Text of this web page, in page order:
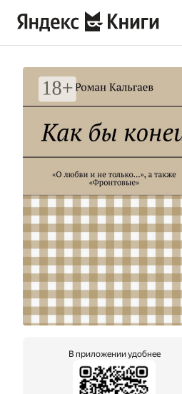
В приложении удобнее